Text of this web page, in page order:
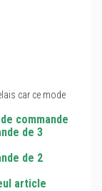
car ce mode
commande
de 3
de 2
article